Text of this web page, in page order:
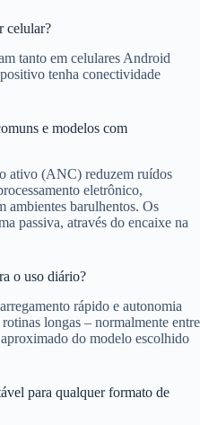
celular?
tanto em celulares Android
tenha conectividade
e modelos com
ativo (ANC) reduzem ruídos
eletrônico,
ambientes barulhentos. Os
passiva, através do encaixe na
o uso diário?
rápido e autonomia
longas – normalmente entre
do modelo escolhido
para qualquer formato de